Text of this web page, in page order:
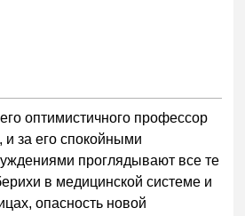
оптимистичного профессор
и за его спокойными
проглядывают все те
в медицинской системе и
опасность новой